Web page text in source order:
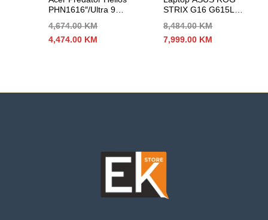
PHN1616″/Ultra 9
4,674.00KM
Izvorna
cijena
4,474.00 KM
STRIX G16 G615LR-
240Hz U9-275HX
24C/24T 32GB DDR5
8,484.00KM
Izvorna
cijena
7,999.00 KM